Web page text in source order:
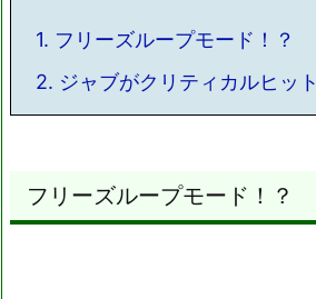
1. フリーズループモード！？
2. ジャブがクリティカルヒット
フリーズループモード！？